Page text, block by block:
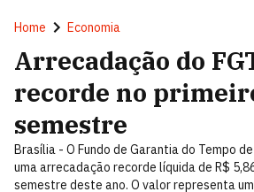
Home Economia
Arrecadação do
recorde no
semestre
Brasília - O Fundo de Garantia do Tempo
uma arrecadação recorde líquida de R$
semestre deste ano. O valor representa